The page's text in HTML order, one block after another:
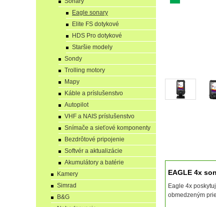
EAGLE 4x
Eagle 4x
obmedzeným
Eagle sonary
Elite FS dotykové
HDS Pro dotykové
Staršie modely
Sondy
Trolling motory
Mapy
Káble a príslušenstvo
Autopilot
VHF a NAIS príslušenstvo
Snímače a sieťové komponenty
Bezdrôtové pripojenie
Softvér a aktualizácie
Akumulátory a batérie
Kamery
Simrad
B&G